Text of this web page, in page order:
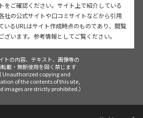
をご確認ください。サイト上で紹介している
社の公式サイトや口コミサイトなどから引用
いるURLはサイト作成時点のものであり、閲覧
ざいます。参考情報としてご覧ください。
トの内容、テキスト、画像等の
載・無断使用を固く禁じます
（ Unauthorized copying and
of the contents of this site,
images are strictly prohibited.）